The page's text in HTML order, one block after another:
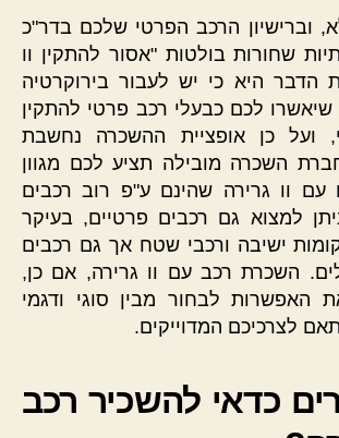
וברישיון הרכב הפרטי שלכם בדר"כ
שחורות בולטות "אסור להתקין וו
הדבר היא כי יש לעבור בירוקרטיה
לכם כבעלי רכב פרטי להתקין
ועל כן אופציית ההשכרה נחשבת
השכרה מובילה תציע לכם מגוון
וו גרירה שהינם ע"פ רוב רכבים
למצוא גם רכבים פרטיים, בעיקר
7 עד 9 מקומות ישיבה ורכבי שטח אך גם רכבים
השכרת רכב עם וו גרירה, אם כן,
האפשרות לבחור מבין סוגי ודגמי
לצרכיכם המדוייקים.
כדאי להשכיר רכב